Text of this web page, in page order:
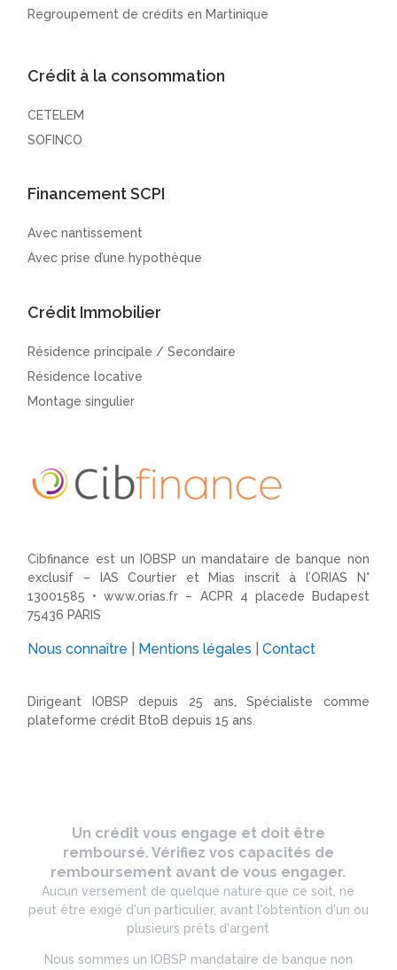
Regroupement de crédits en Martinique
Crédit à la consommation
CETELEM
SOFINCO
Financement SCPI
Avec nantissement
Avec prise d’une hypothèque
Crédit Immobilier
Résidence principale / Secondaire
Résidence locative
Montage singulier
Cibfinance est un IOBSP un mandataire de banque non
exclusif – IAS Courtier et Mias inscrit à l’ORIAS N°
13001585 •www.orias.fr – ACPR 4 placede Budapest
75436 PARIS
Nous connaître Mentions légales |Contact
Dirigeant IOBSP depuis 25 ans, Spécialiste comme
plateforme crédit BtoB depuis 15 ans.
Un crédit vous engage et doit être
remboursé. Vérifiez vos capacités de
remboursement avant de vous engager.
Aucun versement de quelque nature que ce soit, ne
peut être exigé d'un particulier, avant l'obtention d'un ou
plusieurs prêts d'argent
Nous sommes un IOBSP mandataire de banque non